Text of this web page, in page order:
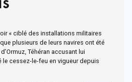
« ciblé des installations militaires
plusieurs de leurs navires ont été
Téhéran accusant lui
le cessez-le-feu en vigueur depuis